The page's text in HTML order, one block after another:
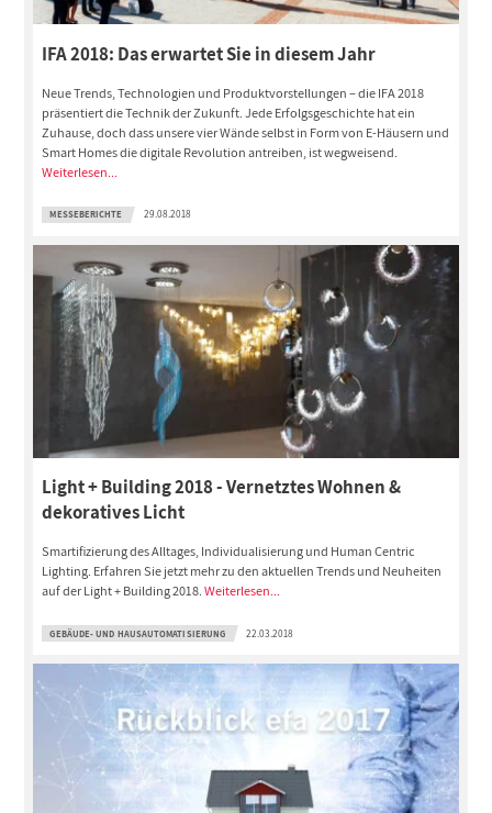
IFA 2018: Das erwartet Sie in diesem Jahr
Neue Trends, Technologien und Produktvorstellungen – die IFA 2018
präsentiert die Technik der Zukunft. Jede Erfolgsgeschichte hat ein
Zuhause, doch dass unsere vier Wände selbst in Form von E-Häusern und
Smart Homes die digitale Revolution antreiben, ist wegweisend.
Weiterlesen...
MESSEBERICHTE 29.08.2018
Light + Building 2018 - Vernetztes Wohnen &
dekoratives Licht
Smartifizierung des Alltages, Individualisierung und Human Centric
Lighting. Erfahren Sie jetzt mehr zu den aktuellen Trends und Neuheiten
auf der Light + Building 2018.Weiterlesen...
GEBÄUDE- UND HAUSAUTOMATISIERUNG 22.03.2018